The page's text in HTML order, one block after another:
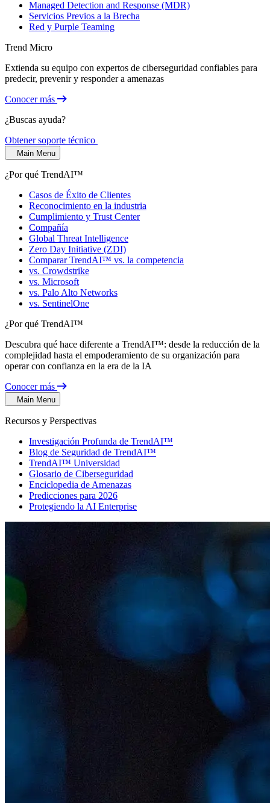
Managed Detection and Response (MDR)
Servicios Previos a la Brecha
Red y Purple Teaming
Trend Micro
Extienda su equipo con expertos de ciberseguridad confiables para
predecir, prevenir y responder a amenazas
Conocer más
¿Buscas ayuda?
Obtener soporte técnico
Main Menu
¿Por qué TrendAI™
Casos de Éxito de Clientes
Reconocimiento en la industria
Cumplimiento y Trust Center
Compañía
Global Threat Intelligence
Zero Day Initiative (ZDI)
Comparar TrendAI™ vs. la competencia
vs. Crowdstrike
vs. Microsoft
vs. Palo Alto Networks
vs. SentinelOne
¿Por qué TrendAI™
Descubra qué hace diferente a TrendAI™: desde la reducción de la
complejidad hasta el empoderamiento de su organización para
operar con confianza en la era de la IA
Conocer más
Main Menu
Recursos y Perspectivas
Investigación Profunda de TrendAI™
Blog de Seguridad de TrendAI™
TrendAI™ Universidad
Glosario de Ciberseguridad
Enciclopedia de Amenazas
Predicciones para 2026
Protegiendo la AI Enterprise